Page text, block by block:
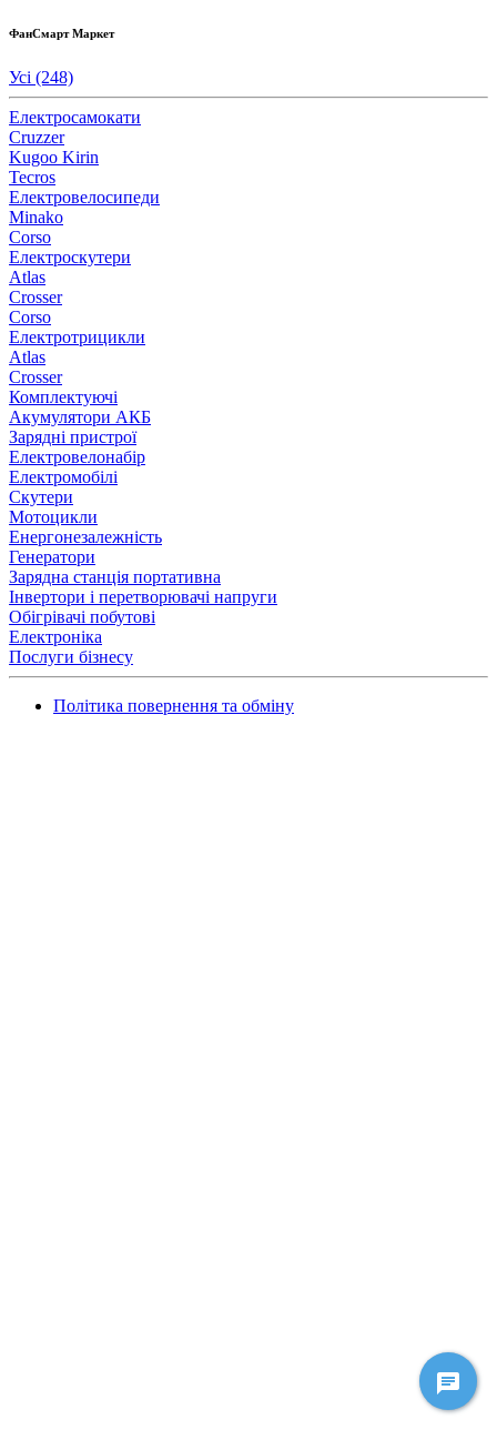
ФанСмарт Маркет
Усі (248)
Електросамокати
Cruzzer
Kugoo Kirin
Tecros
Електровелосипеди
Minako
Corso
Електроскутери
Atlas
Crosser
Corso
Електротрицикли
Atlas
Crosser
Комплектуючі
Акумулятори АКБ
Зарядні пристрої
Електровелонабір
Електромобілі
Скутери
Мотоцикли
Енергонезалежність
Генератори
Зарядна станція портативна
Інвертори і перетворювачі напруги
Обігрівачі побутові
Електроніка
Послуги бізнесу
Політика повернення та обміну